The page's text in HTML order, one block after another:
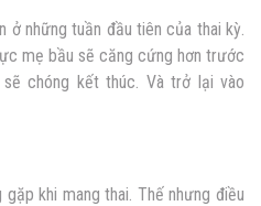
ở những tuần đầu tiên của thai kỳ.
mẹ bầu sẽ căng cứng hơn trước
chóng kết thúc. Và trở lại vào
khi mang thai. Thế nhưng điều